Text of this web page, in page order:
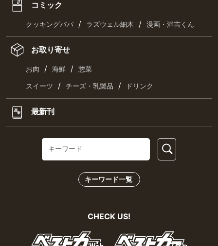
コミック
クッキングパパ / ラズウェル細木 / 漫画・満吉くん
お取り寄せ
お肉 / 海鮮 / 惣菜
スイーツ / チーズ・乳製品 / ドリンク
最新刊
キーワード一覧
CHECK US!